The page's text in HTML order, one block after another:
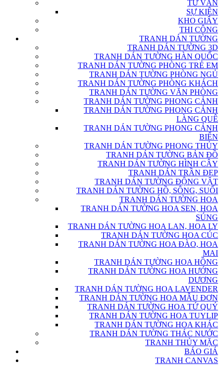
TƯ VẤN
SỰ KIỆN
KHO GIẤY
THI CÔNG
TRANH DÁN TƯỜNG
TRANH DÁN TƯỜNG 3D
TRANH DÁN TƯỜNG HÀN QUỐC
TRANH DÁN TƯỜNG PHÒNG TRẺ EM
TRANH DÁN TƯỜNG PHÒNG NGỦ
TRANH DÁN TƯỜNG PHÒNG KHÁCH
TRANH DÁN TƯỜNG VĂN PHÒNG
TRANH DÁN TƯỜNG PHONG CẢNH
TRANH DÁN TƯỜNG PHONG CẢNH
LÀNG QUÊ
TRANH DÁN TƯỜNG PHONG CẢNH
BIỂN
TRANH DÁN TƯỜNG PHONG THỦY
TRANH DÁN TƯỜNG BẢN ĐỒ
TRANH DÁN TƯỜNG HÌNH CÂY
TRANH DÁN TRẦN ĐẸP
TRANH DÁN TƯỜNG ĐỘNG VẬT
TRANH DÁN TƯỜNG HỒ, SÔNG, SUỐI
TRANH DÁN TƯỜNG HOA
TRANH DÁN TƯỜNG HOA SEN, HOA
SÚNG
TRANH DÁN TƯỜNG HOA LAN, HOA LY
TRANH DÁN TƯỜNG HOA CÚC
TRANH DÁN TƯỜNG HOA ĐÀO, HOA
MAI
TRANH DÁN TƯỜNG HOA HỒNG
TRANH DÁN TƯỜNG HOA HƯỚNG
DƯƠNG
TRANH DÁN TƯỜNG HOA LAVENDER
TRANH DÁN TƯỜNG HOA MẪU ĐƠN
TRANH DÁN TƯỜNG HOA TỨ QUÝ
TRANH DÁN TƯỜNG HOA TUYLIP
TRANH DÁN TƯỜNG HOA KHÁC
TRANH DÁN TƯỜNG THÁC NƯỚC
TRANH THỦY MẶC
BÁO GIÁ
TRANH CANVAS